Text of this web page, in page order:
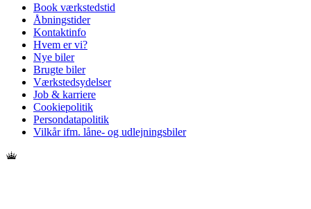
Book værkstedstid
Åbningstider
Kontaktinfo
Hvem er vi?
Nye biler
Brugte biler
Værkstedsydelser
Job & karriere
Cookiepolitik
Persondatapolitik
Vilkår ifm. låne- og udlejningsbiler